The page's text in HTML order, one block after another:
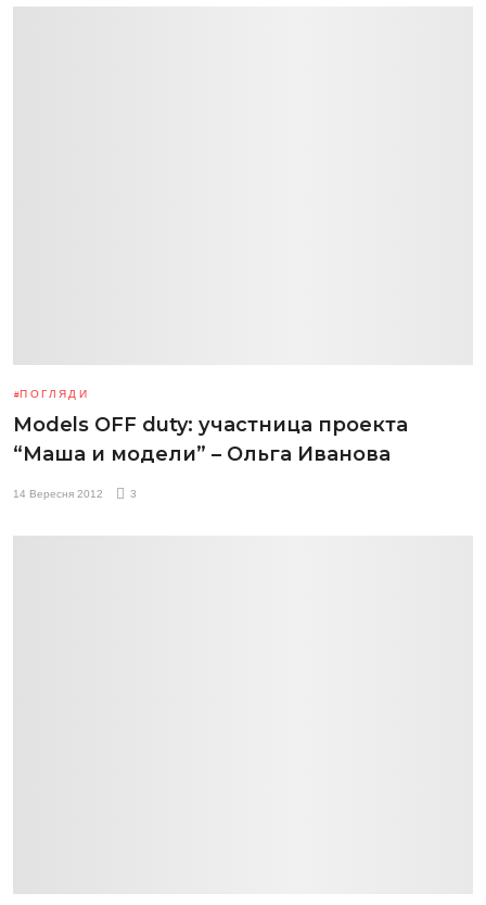
ПОГЛЯДИ
Models OFF duty: участница проекта
“Маша и модели” – Ольга Иванова
14 Вересня 2012 3